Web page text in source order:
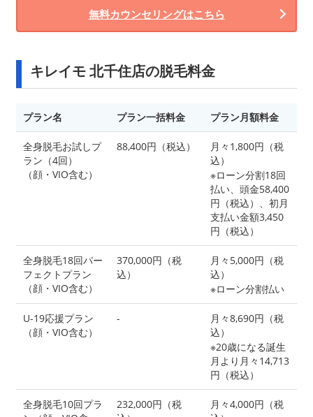
無料カウンセリングはこちら
キレイモ 北千住店の脱毛料金
プラン名 プラン一括料金 プラン月額料金
全身脱毛お試しプ
ラン（4回）
（顔・VIO含む）
88,400円（税込）
月々1,800円（税
込）
※ローン分割18回
払い、頭金58,400
円（税込）、初月
支払い金額3,450
円（税込）
全身脱毛18回パー
フェクトプラン
（顔・VIO含む）
370,000円（税
込）
月々5,000円（税
込）
※ローン分割払い
U-19応援プラン
（顔・VIO含む）
-
月々8,690円（税
込）
※20歳になる誕生
月より月々14,713
円（税込）
全身脱毛10回プラ
232,000円（税
月々4,000円（税